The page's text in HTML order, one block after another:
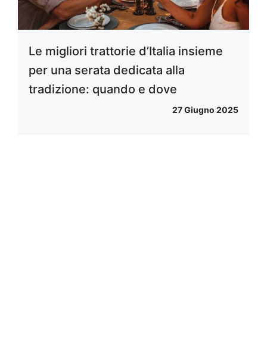
Le migliori trattorie d’Italia insieme
per una serata dedicata alla
tradizione: quando e dove
27 Giugno 2025